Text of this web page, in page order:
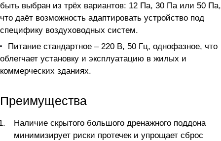
быть выбран из трёх вариантов: 12 Па, 30 Па или 50 Па,
что даёт возможность адаптировать устройство под
специфику воздуховодных систем.
Питание стандартное – 220 В, 50 Гц, однофазное, что
облегчает установку и эксплуатацию в жилых и
коммерческих зданиях.
Преимущества
Наличие скрытого большого дренажного поддона
минимизирует риски протечек и упрощает сброс